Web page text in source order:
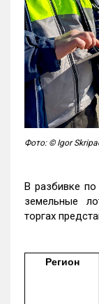
Фото: © Igor
В разбивке
земельные
торгах
Регион